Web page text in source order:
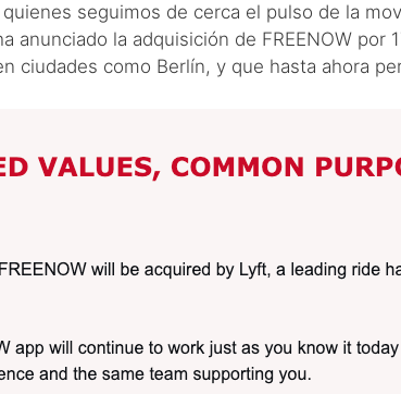
seguimos de cerca el pulso de la
la adquisición de FREENOW por
ciudades como Berlín, y que hasta ahora